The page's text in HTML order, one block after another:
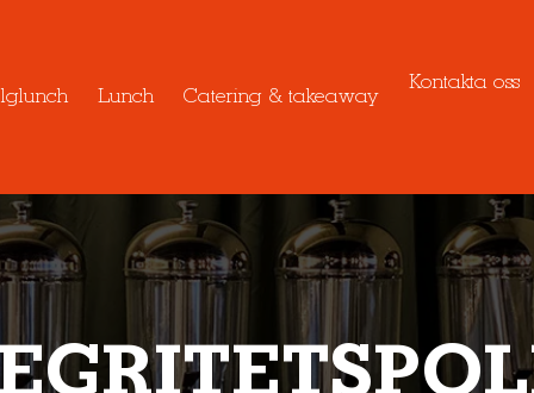
Lunch Catering & takeaway
Kontakta oss